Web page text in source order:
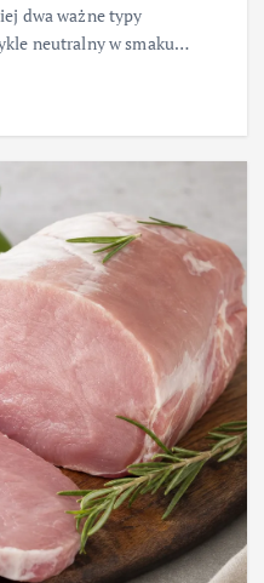
dwa ważne typy
neutralny w smaku…